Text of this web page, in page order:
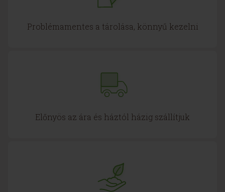
Problémamentes a tárolása, könnyű kezelni
Előnyös az ára és háztól házig szállítjuk